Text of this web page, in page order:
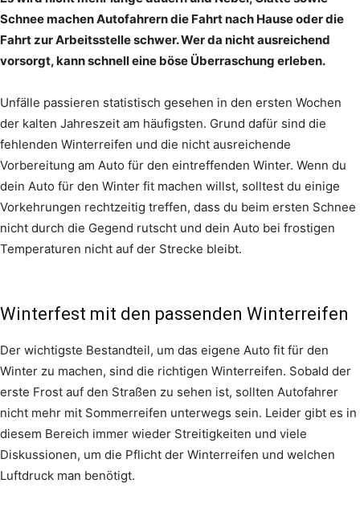
Schnee machen Autofahrern die Fahrt nach Hause oder die
Fahrt zur Arbeitsstelle schwer. Wer da nicht ausreichend
vorsorgt, kann schnell eine böse Überraschung erleben.
Unfälle passieren statistisch gesehen in den ersten Wochen
der kalten Jahreszeit am häufigsten. Grund dafür sind die
fehlenden Winterreifen und die nicht ausreichende
Vorbereitung am Auto für den eintreffenden Winter. Wenn du
dein Auto für den Winter fit machen willst, solltest du einige
Vorkehrungen rechtzeitig treffen, dass du beim ersten Schnee
nicht durch die Gegend rutscht und dein Auto bei frostigen
Temperaturen nicht auf der Strecke bleibt.
Winterfest mit den passenden Winterreifen
Der wichtigste Bestandteil, um das eigene Auto fit für den
Winter zu machen, sind die richtigen Winterreifen. Sobald der
erste Frost auf den Straßen zu sehen ist, sollten Autofahrer
nicht mehr mit Sommerreifen unterwegs sein. Leider gibt es in
diesem Bereich immer wieder Streitigkeiten und viele
Diskussionen, um die Pflicht der Winterreifen und welchen
Luftdruck man benötigt.